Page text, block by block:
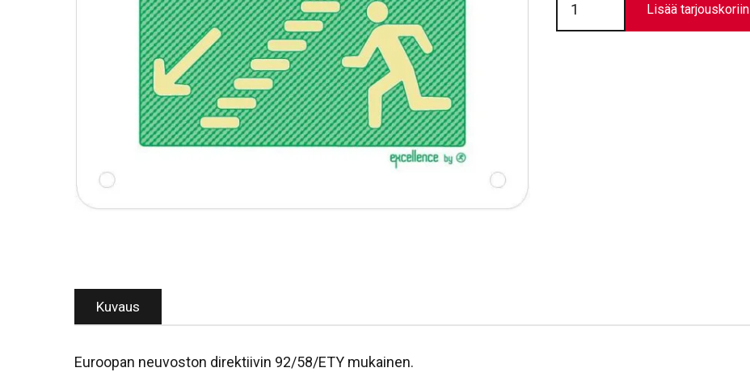
XU008
määrä
Lisää tarjouskoriin
Kuvaus
Euroopan neuvoston direktiivin 92/58/ETY mukainen.